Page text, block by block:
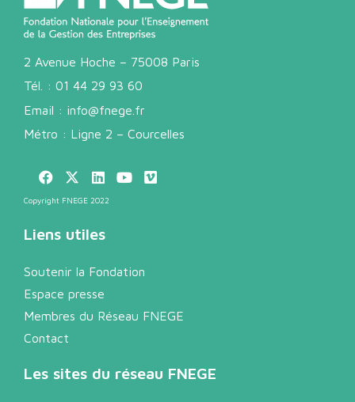
2 Avenue Hoche – 75008 Paris
Tél. : 01 44 29 93 60
Email : info@fnege.fr
Métro : Ligne 2 – Courcelles
Copyright FNEGE 2022
Liens utiles
Soutenir la Fondation
Espace presse
Membres du Réseau FNEGE
Contact
Les sites du réseau FNEGE